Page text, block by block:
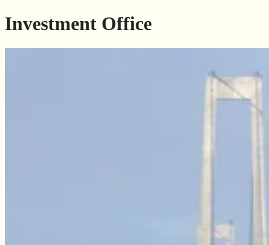
Investment Office